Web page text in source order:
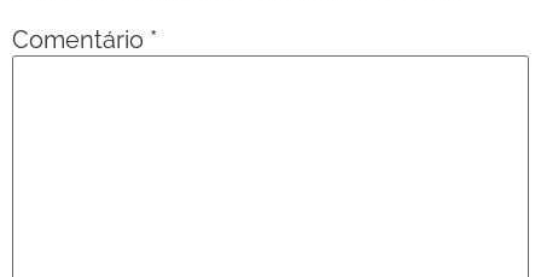
Comentário *